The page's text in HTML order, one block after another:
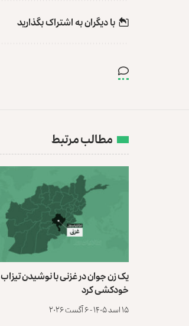
با دیگران به‌‌ اشتراک بگذارید
مطالب مرتبط
یک زن جوان در غزنی با نوشیدن تیزاب
خودکشی کرد
۱۵ اسد ۱۴۰۵ - ۶ آگست ۲۰۲۶